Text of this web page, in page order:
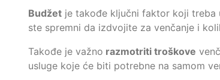
Budžet je takođe ključni faktor koji treba
ste spremni da izdvojite za venčanje i
Takođe je važno razmotriti troškove
usluge koje će biti potrebne na samom